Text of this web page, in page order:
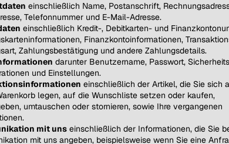
einschließlich Name, Postanschrift,
Telefonnummer und E-Mail-Adresse.
einschließlich Kredit-, Debitkarten- und
Finanzkontoinformationen,
Zahlungsbestätigung und andere Zahlungsdetails.
darunter Benutzername, Passwort,
und Einstellungen.
einschließlich der Artikel, die Sie sich
legen, auf die Wunschliste setzen oder kaufen,
umtauschen oder stornieren, sowie Ihre vergangenen
mit unseinschließlich der Informationen, die Sie
mit uns angeben, beispielsweise wenn Sie eine